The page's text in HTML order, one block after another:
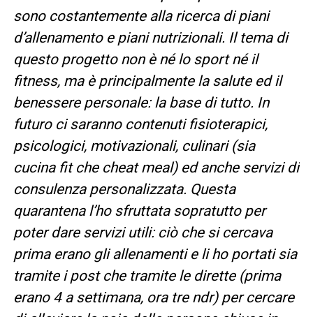
sono costantemente alla ricerca di piani
d’allenamento e piani nutrizionali. Il tema di
questo progetto non è né lo sport né il
fitness, ma è principalmente la salute ed il
benessere personale: la base di tutto. In
futuro ci saranno contenuti fisioterapici,
psicologici, motivazionali, culinari (sia
cucina fit che cheat meal) ed anche servizi di
consulenza personalizzata. Questa
quarantena l’ho sfruttata sopratutto per
poter dare servizi utili: ciò che si cercava
prima erano gli allenamenti e li ho portati sia
tramite i post che tramite le dirette (prima
erano 4 a settimana, ora tre ndr) per cercare